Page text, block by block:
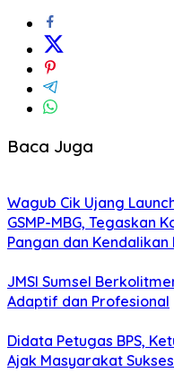
Baca Juga
Wagub Cik Ujang
GSMP-MBG, Tegaskan
Pangan dan Kendalikan
JMSI Sumsel
Adaptif dan Profesional
Didata Petugas BPS,
Ajak Masyarakat